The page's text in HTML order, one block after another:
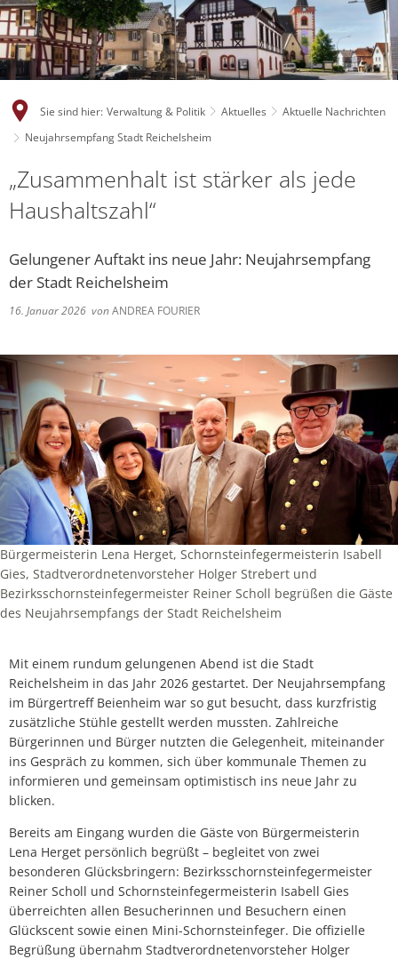
Sie sind hier: Verwaltung & Politik Aktuelles
Aktuelle Nachrichten
Neujahrsempfang Stadt Reichelsheim
„Zusammenhalt ist stärker als jede
Haushaltszahl“
Gelungener Auftakt ins neue Jahr: Neujahrsempfang
der Stadt Reichelsheim
16. Januar 2026 vonANDREA FOURIER
Bürgermeisterin Lena Herget, Schornsteinfegermeisterin Isabell
Gies, Stadtverordnetenvorsteher Holger Strebert und
Bezirksschornsteinfegermeister Reiner Scholl begrüßen die Gäste
des Neujahrsempfangs der Stadt Reichelsheim
Mit einem rundum gelungenen Abend ist die Stadt
Reichelsheim in das Jahr 2026 gestartet. Der Neujahrsempfang
im Bürgertreff Beienheim war so gut besucht, dass kurzfristig
zusätzliche Stühle gestellt werden mussten. Zahlreiche
Bürgerinnen und Bürger nutzten die Gelegenheit, miteinander
ins Gespräch zu kommen, sich über kommunale Themen zu
informieren und gemeinsam optimistisch ins neue Jahr zu
blicken.
Bereits am Eingang wurden die Gäste von Bürgermeisterin
Lena Herget persönlich begrüßt – begleitet von zwei
besonderen Glücksbringern: Bezirksschornsteinfegermeister
Reiner Scholl und Schornsteinfegermeisterin Isabell Gies
überreichten allen Besucherinnen und Besuchern einen
Glückscent sowie einen Mini-Schornsteinfeger. Die offizielle
Begrüßung übernahm Stadtverordnetenvorsteher Holger